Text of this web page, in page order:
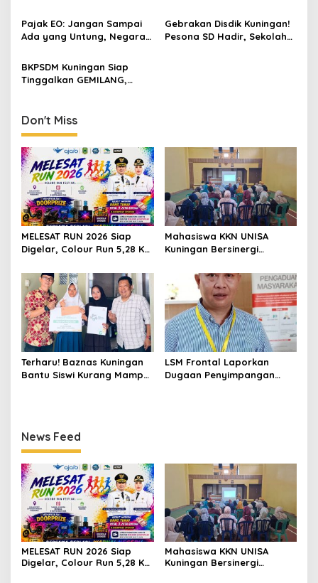
dan Promosi Kuningan
Direbus agar Tak Bisa
Digunakan Lagi
Pajak EO: Jangan Sampai
Ada yang Untung, Negara
Gebrakan Disdik Kuningan!
Pesona SD Hadir, Sekolah
BKPSDM Kuningan Siap
Tinggalkan GEMILANG,
ASN
Don't Miss
MELESAT RUN 2026 Siap
Digelar, Colour Run 5,28 Km
dan Promosi Kuningan
Mahasiswa KKN UNISA
Kuningan Bersinergi
Puskesmas, Fokus Edukasi
ASI, Cegah Stunting hingga
Perawatan Lansia
Terharu! Baznas Kuningan
Bantu Siswi Kurang Mampu
LSM Frontal Laporkan
Dugaan Penyimpangan
News Feed
MELESAT RUN 2026 Siap
Digelar, Colour Run 5,28 Km
Mahasiswa KKN UNISA
Kuningan Bersinergi